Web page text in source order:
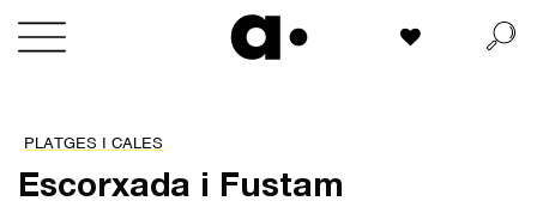
Skip
La meva llista
PLATGES I CALES
Escorxada i Fustam